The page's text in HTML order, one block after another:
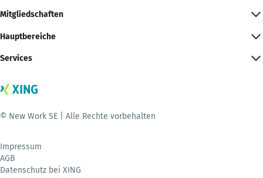
Mitgliedschaften
Hauptbereiche
Services
© New Work SE | Alle Rechte vorbehalten
Impressum
AGB
Datenschutz bei XING